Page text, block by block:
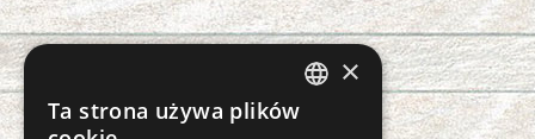
×
Ta strona używa plików